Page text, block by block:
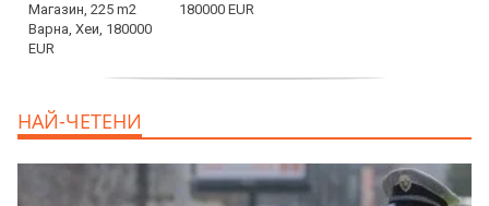
180000 EUR
НАЙ-ЧЕТЕНИ